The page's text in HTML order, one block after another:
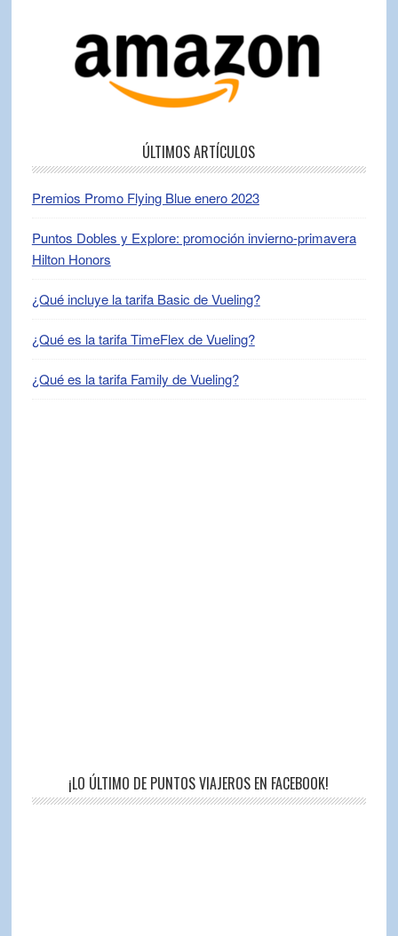
ÚLTIMOS ARTÍCULOS
Premios Promo Flying Blue enero 2023
Puntos Dobles y Explore: promoción invierno-primavera
Hilton Honors
¿Qué incluye la tarifa Basic de Vueling?
¿Qué es la tarifa TimeFlex de Vueling?
¿Qué es la tarifa Family de Vueling?
¡LO ÚLTIMO DE PUNTOS VIAJEROS EN FACEBOOK!